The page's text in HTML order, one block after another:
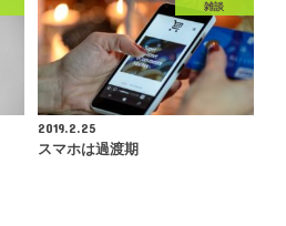
雑談
2019.2.25
スマホは過渡期